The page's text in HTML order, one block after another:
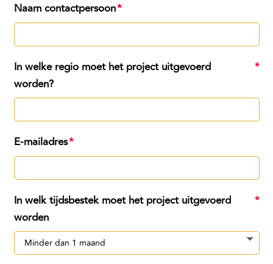
Naam contactpersoon
In welke regio moet het project uitgevoerd
worden?
E-mailadres
In welk tijdsbestek moet het project uitgevoerd
worden